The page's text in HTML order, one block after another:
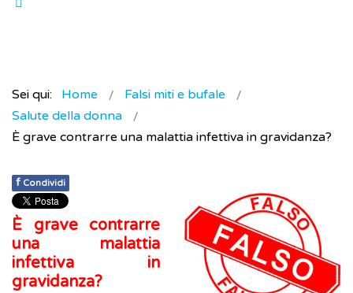
Sei qui: Home
Falsi miti e bufale
Salute della donna
È grave contrarre una malattia infettiva in gravidanza?
f Condividi
È grave contrarre
una malattia
infettiva in
gravidanza?